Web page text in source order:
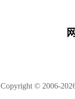
Copyright © 2006-